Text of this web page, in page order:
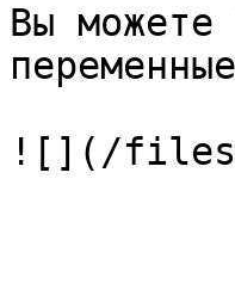
Вы можете